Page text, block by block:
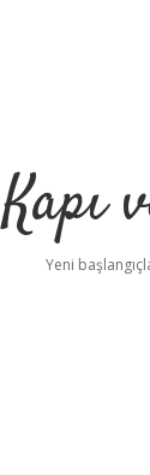
Kapı
Yeni